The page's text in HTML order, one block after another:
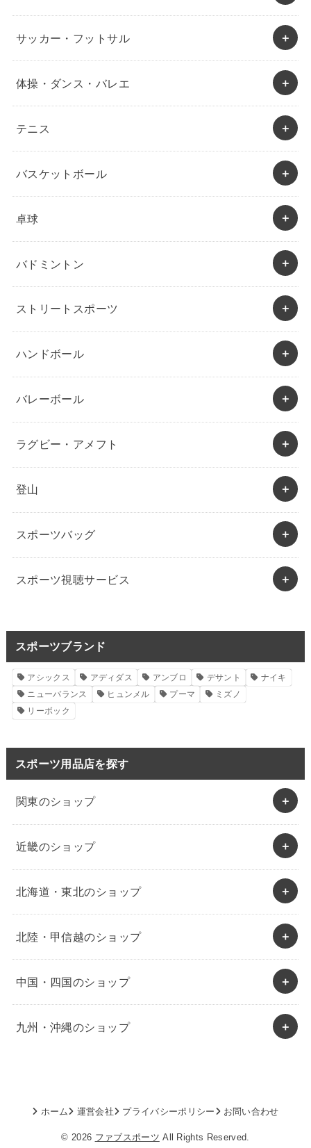
サッカー・フットサル
体操・ダンス・バレエ
テニス
バスケットボール
卓球
バドミントン
ストリートスポーツ
ハンドボール
バレーボール
ラグビー・アメフト
登山
スポーツバッグ
スポーツ視聴サービス
スポーツブランド
アシックス アディダス アンブロ デサント
ナイキ
ニューバランス
ヒュンメル プーマ
ミズノ
リーボック
スポーツ用品店を探す
関東のショップ
近畿のショップ
北海道・東北のショップ
北陸・甲信越のショップ
中国・四国のショップ
九州・沖縄のショップ
ホーム 運営会社 プライバシーポリシー お問い合わせ
© 2026 ファブスポーツ All Rights Reserved.